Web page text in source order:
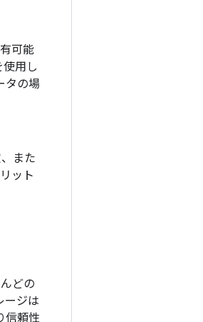
可能
用し
タの場
また
ット
どの
ージは
信頼性